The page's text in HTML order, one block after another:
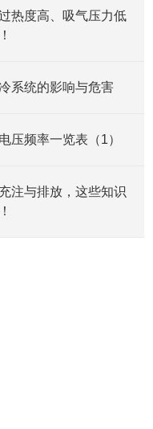
热度高、吸气压力低
系统的影响与危害
压频率一览表（1）
注与排放，这些知识